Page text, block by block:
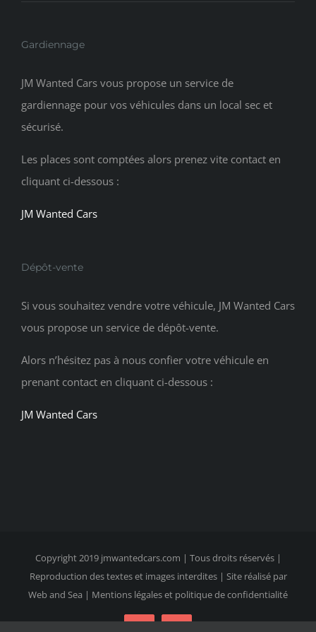
Gardiennage
JM Wanted Cars vous propose un service de
gardiennage pour vos véhicules dans un local sec et
sécurisé.
Les places sont comptées alors prenez vite contact en
cliquant ci-dessous :
JM Wanted Cars
Dépôt-vente
Si vous souhaitez vendre votre véhicule, JM Wanted Cars
vous propose un service de dépôt-vente.
Alors n’hésitez pas à nous confier votre véhicule en
prenant contact en cliquant ci-dessous :
JM Wanted Cars
Copyright 2019 jmwantedcars.com | Tous droits réservés |
Reproduction des textes et images interdites | Site réalisé par
Web and Sea | Mentions légales et politique de confidentialité